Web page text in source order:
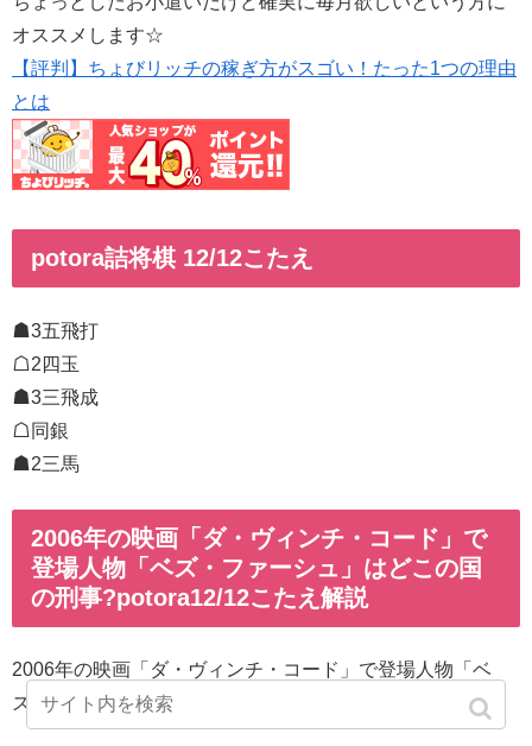
オススメします☆
【評判】ちょびリッチの稼ぎ方がスゴい！たった1つの理由
とは
potora詰将棋 12/12こたえ
☗3五飛打
☖2四玉
☗3三飛成
☖同銀
☗2三馬
2006年の映画「ダ・ヴィンチ・コード」で
登場人物「ベズ・ファーシュ」はどこの国
の刑事?potora12/12こたえ解説
2006年の映画「ダ・ヴィンチ・コード」で登場人物「ベ
ズ・ファーシュ」はどこの国の刑事?調べると